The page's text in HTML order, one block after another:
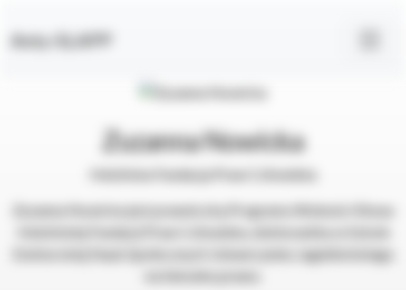
Anty-SLAPP
Zuzanna Nowicka
Helsińska Fundacja Praw Człowieka
Zuzanna Nowicka jest prawniczką Programu Wolności Słowa
Doktorskiej Nauk Społecznych Uniwersytetu Jagiellońskiego